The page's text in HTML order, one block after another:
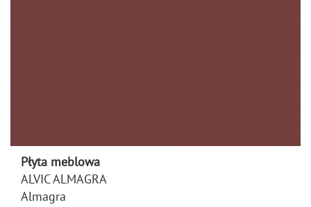
Płyta meblowa
ALVIC ALMAGRA
Almagra